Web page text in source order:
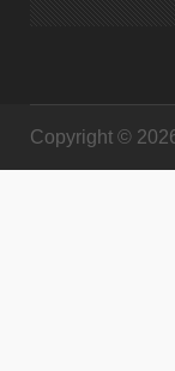
Copyright ©